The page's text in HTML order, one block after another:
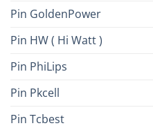
Pin GoldenPower
Pin HW ( Hi Watt )
Pin PhiLips
Pin Pkcell
Pin Tcbest